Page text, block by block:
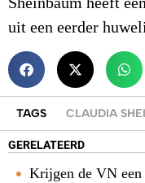
uit een eerder
TAGS CLAUDIA
GERELATEERD
Krijgen de VN een